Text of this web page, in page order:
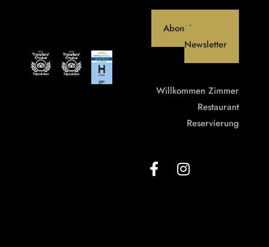
Abonniere unseren
Newsletter
Willkommen Zimmer
Restaurant
Reservierung